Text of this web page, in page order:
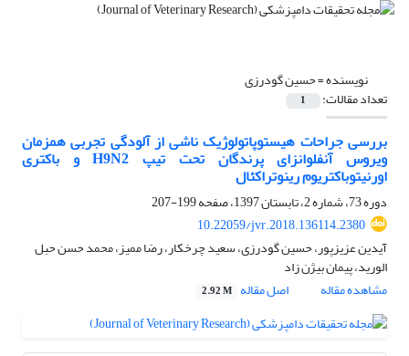
نویسنده =حسین گودرزی
تعداد مقالات: 1
بررسی جراحات هیستوپاتولوژیک ناشی از آلودگی تجربی همزمان
ویروس آنفلوانزای پرندگان تحت تیپ H9N2 و باکتری
اورنیتوباکتریوم رینوتراکئال
دوره 73، شماره 2، تابستان 1397، صفحه
199-207
10.22059/jvr.2018.136114.2380
آیدین عزیزپور، حسین گودرزی، سعید چرخکار، رضا ممیز، محمد حسن حبل
الورید، پیمان بیژن زاد
مشاهده مقاله
اصل مقاله 2.92 M